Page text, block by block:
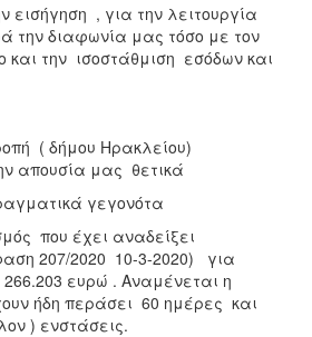
, για την λειτουργία
την διαφωνία μας τόσο με τον
και την ισοστάθμιση εσόδων και
( δήμου Ηρακλείου)
απουσία μας θετικά
γεγονότα
που έχει αναδείξει
207/2020 10-3-2020) για
ευρώ . Αναμένεται η
ήδη περάσει 60 ημέρες και
) ενστάσεις.